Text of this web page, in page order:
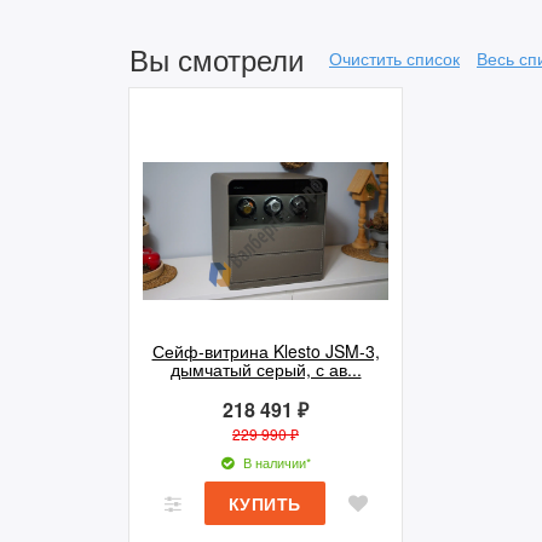
Вы смотрели Очистить список Весь
Сейф-витрина Klesto JSM-3,
дымчатый серый, с ав...
218 491 ₽
229 990 ₽
В наличии*